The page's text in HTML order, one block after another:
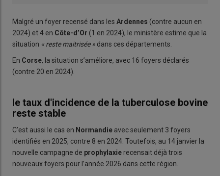
Malgré un foyer recensé dans les Ardennes (contre aucun en
2024) et 4 en Côte-d’Or (1 en 2024), le ministère estime que la
situation « reste maitrisée » dans ces départements.
En Corse, la situation s’améliore, avec 16 foyers déclarés
(contre 20 en 2024).
le taux d'incidence de la tuberculose bovine
reste stable
C’est aussi le cas en Normandie avec seulement 3 foyers
identifiés en 2025, contre 8 en 2024. Toutefois, au 14 janvier la
nouvelle campagne de prophylaxie recensait déjà trois
nouveaux foyers pour l’année 2026 dans cette région.